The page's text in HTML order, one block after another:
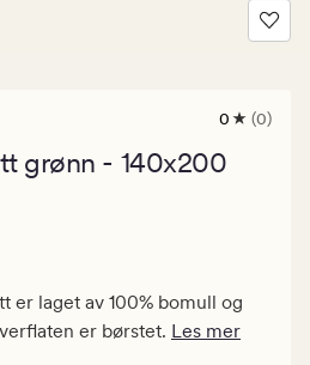
0
med
0 (0)
grønn - 140x200
er laget av 100% bomull og
er børstet. Les mer